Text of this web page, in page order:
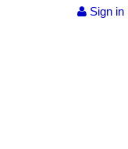
Sign in